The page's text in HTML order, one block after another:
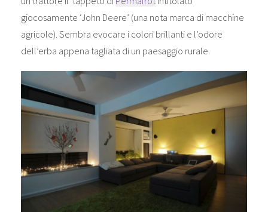
giocosamente ‘John Deere’ (una nota marca di macchine
agricole). Sembra evocare i colori brillanti e l’odore
dell’erba appena tagliata di un paesaggio rurale.